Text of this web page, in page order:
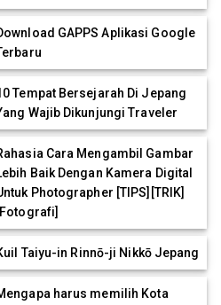
GAPPS Aplikasi Google
Tempat Bersejarah Di Jepang
Wajib Dikunjungi Traveler
Cara Mengambil Gambar
Baik Dengan Kamera Digital
Photographer [TIPS][TRIK]
Taiyu-in Rinnō-ji Nikkō Jepang
harus memilih Kota